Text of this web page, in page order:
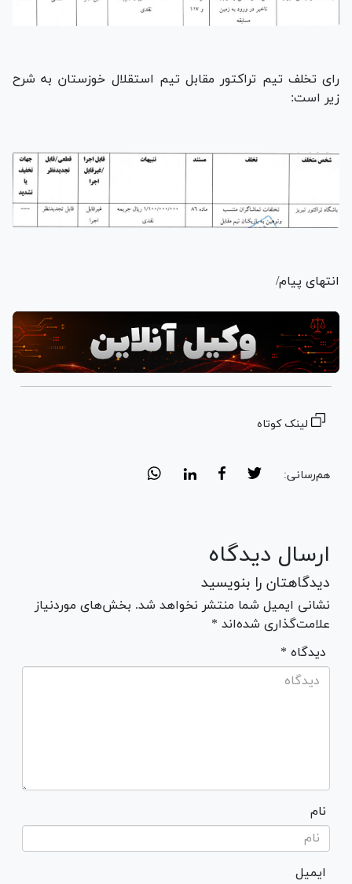
رای تخلف تیم تراکتور مقابل تیم استقلال خوزستان به شرح
زیر است:
انتهای پیام/
لینک کوتاه
هم‌رسانی:
ارسال دیدگاه
دیدگاهتان را بنویسید
نشانی ایمیل شما منتشر نخواهد شد. بخش‌های موردنیاز
علامت‌گذاری شده‌اند *
* دیدگاه
نام
ایمیل